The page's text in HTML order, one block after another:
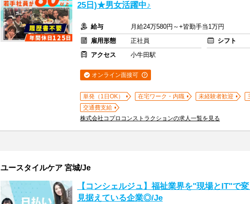
25日)★男女活躍中♪
給与
月給24万580円～+皆勤手当1万円
雇用形態
正社員 シフト
アクセス
小牛田駅
オンライン面接可
単発（1日OK） 在宅ワーク・内職 未経験者歓迎
交通費支給
株式会社コプロコンストラクションの求人一覧を見る
ユースタイルケア 宮城/Je
【コンシェルジュ】福祉業界を"現場とIT"で
見据えている企業◎/Je